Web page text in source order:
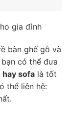
gia đình
bàn ghế gỗ và
có thể đưa
hay sofa là tốt
thể liên hệ: